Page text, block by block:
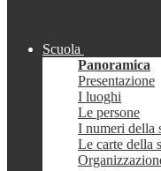
Scuola
Panoramica
Presentazione
I luoghi
Le persone
I numeri della
Le carte della